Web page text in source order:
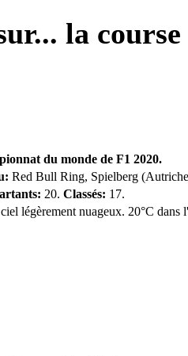
la course
du monde de F1 2020.
Red Bull Ring, Spielberg
20. Classés: 17.
ciel légèrement nuageux. 20°C